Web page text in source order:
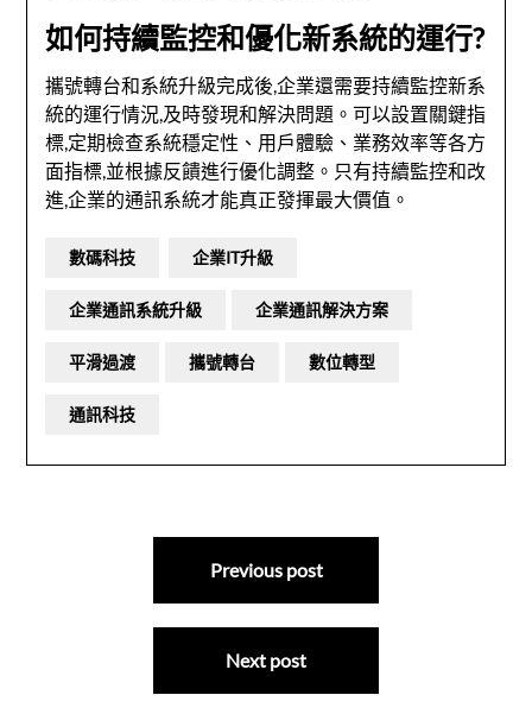
如何持續監控和優化新系統的運行?
攜號轉台和系統升級完成後,企業還需要持續監控新系
統的運行情況,及時發現和解決問題。可以設置關鍵指
標,定期檢查系統穩定性、用戶體驗、業務效率等各方
面指標,並根據反饋進行優化調整。只有持續監控和改
進,企業的通訊系統才能真正發揮最大價值。
數碼科技 企業IT升級
企業通訊系統升級 企業通訊解決方案
平滑過渡 攜號轉台 數位轉型
通訊科技
Previous post
Next post